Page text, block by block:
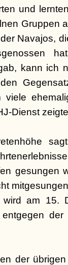
und
Gruppen
Navajos,
kann ich
viele
Dienst
gesungen
am 15.
der